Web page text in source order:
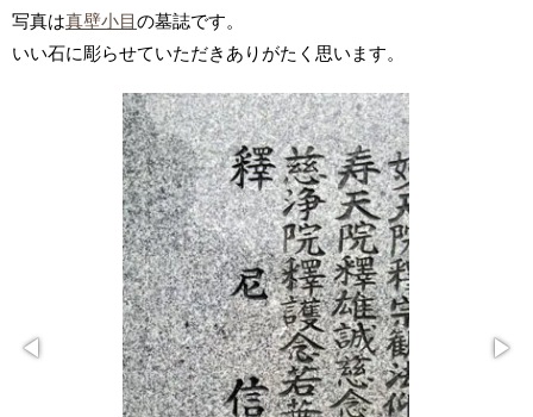
写真は真壁小目の墓誌です。
いい石に彫らせていただきありがたく思います。